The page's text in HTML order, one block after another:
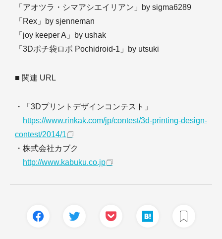
「アオツラ・シマアシエイリアン」by sigma6289
「Rex」by sjenneman
「joy keeper A」by ushak
「3Dポチ袋ロボ Pochidroid-1」by utsuki
■ 関連 URL
・「3Dプリントデザインコンテスト」
https://www.rinkak.com/jp/contest/3d-printing-design-
contest/2014/1
・株式会社カブク
http://www.kabuku.co.jp